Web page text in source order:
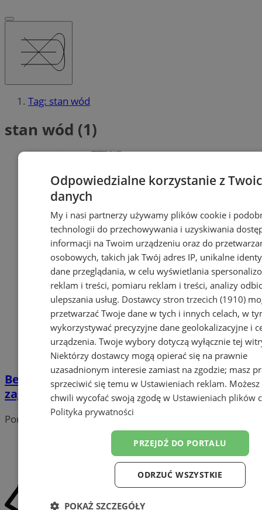
Tag: stan wód
stan wód (1)
Bezpieczny stan wód w Pyskowicach – brak
zagrożeń
Portal należy do sieci
Odpowiedzialne korzystanie z
danych
My i nasi partnerzy używamy plików cookie i
technologii do przechowywania i uzyskiwania
informacji na Twoim urządzeniu oraz do
osobowych, takich jak Twój adres IP, unikalne
dane przeglądania, w celu wyświetlania
reklam i treści, pomiaru reklam i treści, analizy
ulepszania usług. Dostawcy stron trzecich (1910)
przetwarzać Twoje dane w tych i innych celach, w
wykorzystywać precyzyjne dane geolokalizacyjne i
urządzenia. Twoje wybory dotyczą wyłącznie tej
Niektórzy dostawcy mogą opierać się na prawnie
uzasadnionym interesie zamiast na zgodzie; masz
sprzeciwić się temu w Ustawieniach reklam.
chwili wycofać swoją zgodę w Ustawieniach plików
Polityka prywatności
PRZEJDŹ DO PORTALU
ODRZUĆ WSZYSTKIE
POKAŻ SZCZEGÓŁY